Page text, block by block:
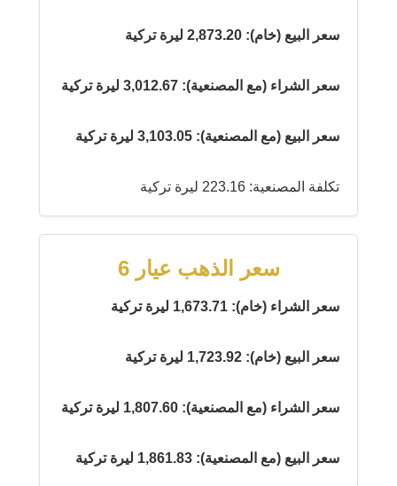
سعر البيع (خام): 2,873.20 ليرة تركية
سعر الشراء (مع المصنعية): 3,012.67 ليرة تركية
سعر البيع (مع المصنعية): 3,103.05 ليرة تركية
تكلفة المصنعية: 223.16 ليرة تركية
سعر الذهب عيار 6
سعر الشراء (خام): 1,673.71 ليرة تركية
سعر البيع (خام): 1,723.92 ليرة تركية
سعر الشراء (مع المصنعية): 1,807.60 ليرة تركية
سعر البيع (مع المصنعية): 1,861.83 ليرة تركية